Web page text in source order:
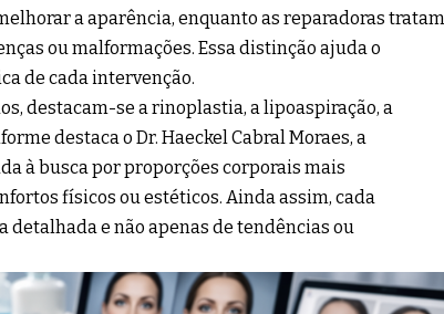
a aparência, enquanto as reparadoras tratam
ou malformações. Essa distinção ajuda o
de cada intervenção.
destacam-se a rinoplastia, a lipoaspiração, a
destaca o Dr. Haeckel Cabral Moraes, a
à busca por proporções corporais mais
físicos ou estéticos. Ainda assim, cada
e não apenas de tendências ou